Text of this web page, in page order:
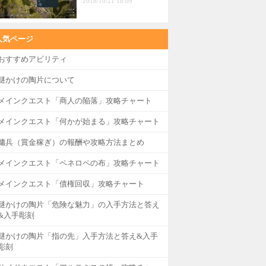
気ページ
すすめアビリティ
かけの陶片について
インクエスト「商人の陥落」攻略チャート
インクエスト「何かが始まる」攻略チャート
兵（賞金稼ぎ）の報酬や攻略方法まとめ
インクエスト「ペネロペの布」攻略チャート
インクエスト「債権回収」攻略チャート
かけの陶片「危険な魅力」の入手方法と答え
入手彫刻
かけの陶片「指の先」入手方法と答え&入手
刻